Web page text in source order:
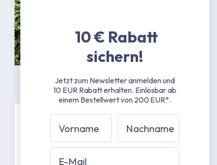
Spezifikationen
10 € Rabatt
sichern!
Jetzt zum Newsletter anmelden und
10 EUR Rabatt erhalten. Einlösbar ab
einem Bestellwert von 200 EUR*.
Vorname Nachname
Email